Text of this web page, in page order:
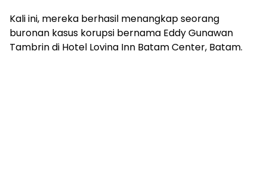
Kali ini, mereka berhasil menangkap seorang
buronan kasus korupsi bernama Eddy Gunawan
Tambrin di Hotel Lovina Inn Batam Center, Batam.